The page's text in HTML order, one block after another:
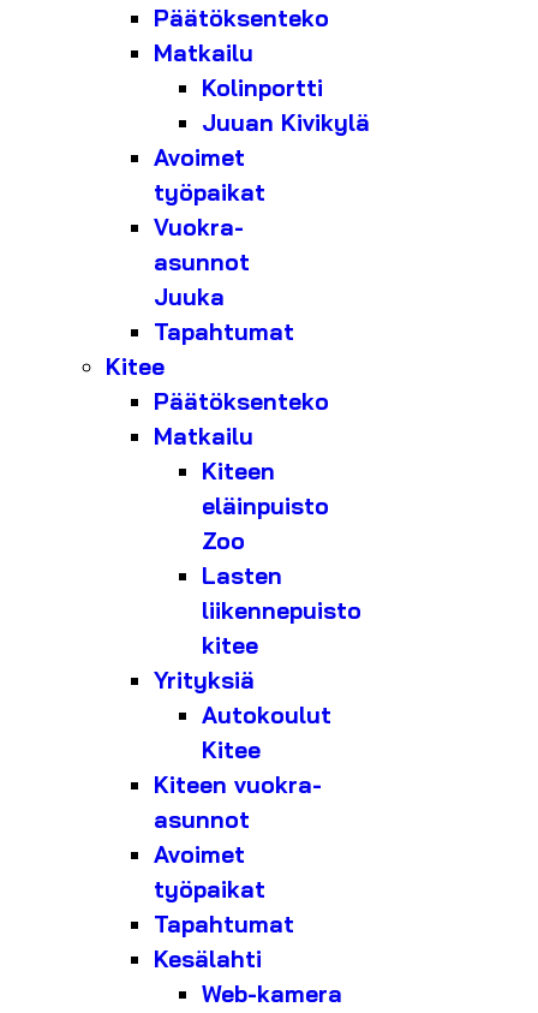
Päätöksenteko
Matkailu
Kolinportti
Juuan Kivikylä
Avoimet
työpaikat
Vuokra-
asunnot
Juuka
Tapahtumat
Kitee
Päätöksenteko
Matkailu
Kiteen
eläinpuisto
Zoo
Lasten
liikennepuisto
kitee
Yrityksiä
Autokoulut
Kitee
Kiteen vuokra-
asunnot
Avoimet
työpaikat
Tapahtumat
Kesälahti
Web-kamera